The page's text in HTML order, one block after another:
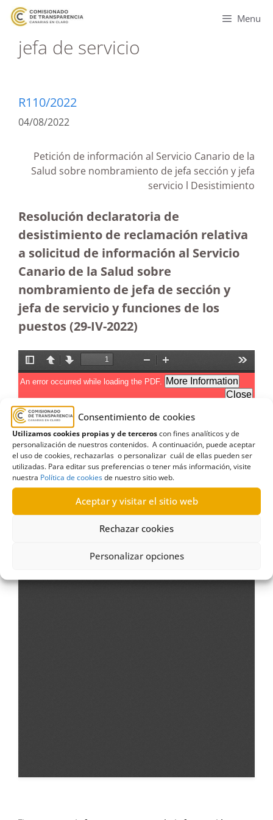
Consentimiento de cookies
Utilizamos cookies propias y de terceroscon fines analíticos y de
personalización de nuestros contenidos. A continuación, puede aceptar
el uso de cookies, rechazarlas o personalizar cuál de ellas pueden ser
utilizadas. Para editar sus preferencias o tener más información, visite
nuestra Política de cookiesde nuestro sitio web.
Aceptar y visitar el sitio web
Rechazar cookies
Personalizar opciones
Menu
jefa de servicio
R110/2022
04/08/2022
Petición de información al Servicio Canario de la
Salud sobre nombramiento de jefa sección y jefa
servicio l Desistimiento
Resolución declaratoria de
desistimiento de reclamación relativa
a solicitud de información al Servicio
Canario de la Salud sobre
nombramiento de jefa de sección y
jefa de servicio y funciones de los
puestos (29-IV-2022)